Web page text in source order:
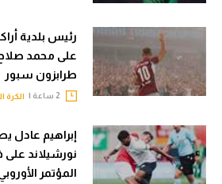
كرة طائرة
الوطن العربي
رياضة نسائية
آسيا
رئيس بلدية
على محمد صلاح
طرابزون سبور
الكرة
إبراهيم عادل
نورشيلاند على
المؤتمر